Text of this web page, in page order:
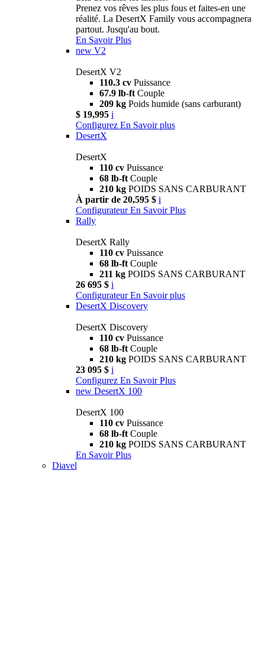
Prenez vos rêves les plus fous et faites-en une
réalité. La DesertX Family vous accompagnera
partout. Jusqu'au bout.
En Savoir Plus
new V2
DesertX V2
110.3 cv Puissance
67.9 lb-ft Couple
209 kg Poids humide (sans carburant)
$ 19,995 i
Configurez En Savoir plus
DesertX
DesertX
110 cv Puissance
68 lb-ft Couple
210 kg POIDS SANS CARBURANT
À partir de 20,595 $ i
Configurateur En Savoir Plus
Rally
DesertX Rally
110 cv Puissance
68 lb-ft Couple
211 kg POIDS SANS CARBURANT
26 695 $ i
Configurateur En Savoir plus
DesertX Discovery
DesertX Discovery
110 cv Puissance
68 lb-ft Couple
210 kg POIDS SANS CARBURANT
23 095 $ i
Configurez En Savoir Plus
new DesertX 100
DesertX 100
110 cv Puissance
68 lb-ft Couple
210 kg POIDS SANS CARBURANT
En Savoir Plus
Diavel